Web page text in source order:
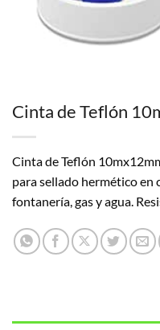
Cinta de Teflón
Cinta de Teflón
para sellado hermético en
fontanería, gas y agua.